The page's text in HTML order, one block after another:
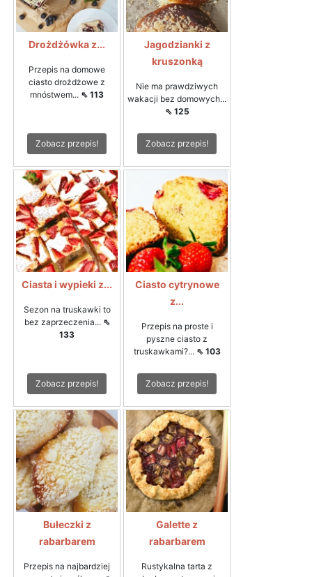
Drożdżówka z...
Przepis na domowe
ciasto drożdżowe z
mnóstwem... ⇖ 113
Zobacz przepis!
Jagodzianki z
kruszonką
Nie ma prawdziwych
wakacji bez domowych...
⇖ 125
Zobacz przepis!
Ciasta i wypieki z...
Sezon na truskawki to
bez zaprzeczenia... ⇖
133
Zobacz przepis!
Ciasto cytrynowe
z...
Przepis na proste i
pyszne ciasto z
truskawkami?... ⇖ 103
Zobacz przepis!
Bułeczki z
rabarbarem
Przepis na najbardziej
Galette z
rabarbarem
Rustykalna tarta z